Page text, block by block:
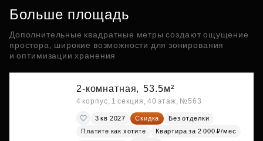
Больше площадь
Дополнительные квадратные метры создают ощущение
простора, широкие возможности для зонирования
и оптимизации хранения
2-комнатная, 53.5м²
4 корпус, 1 секция, 40 этаж, №563
3 кв 2027 Скидка
Без отделки
Платите как хотите
Квартира за 2 000 ₽/мес